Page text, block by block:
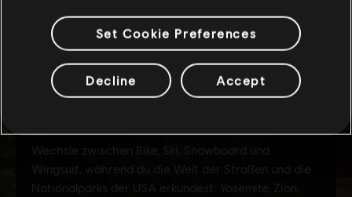
Set Cookie Preferences
Decline Accept